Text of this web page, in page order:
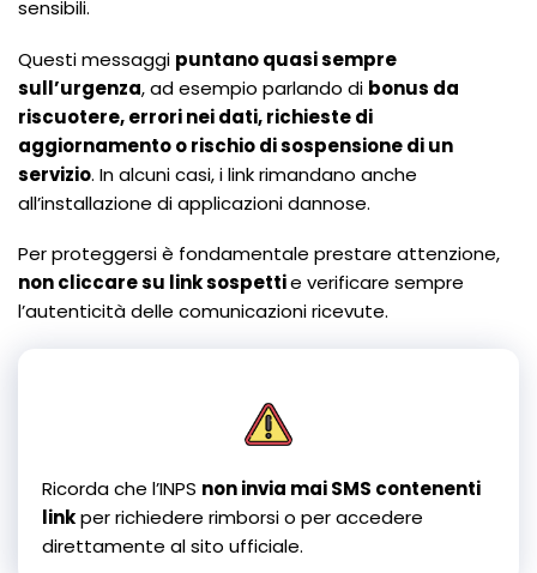
sensibili.
Questi messaggi puntano quasi sempre
sull’urgenza, ad esempio parlando di bonus da
riscuotere, errori nei dati, richieste di
aggiornamento o rischio di sospensione di un
servizio. In alcuni casi, i link rimandano anche
all’installazione di applicazioni dannose.
Per proteggersi è fondamentale prestare attenzione,
non cliccare su link sospettie verificare sempre
l’autenticità delle comunicazioni ricevute.
Ricorda che l’INPS non invia mai SMS contenenti
linkper richiedere rimborsi o per accedere
direttamente al sito ufficiale.